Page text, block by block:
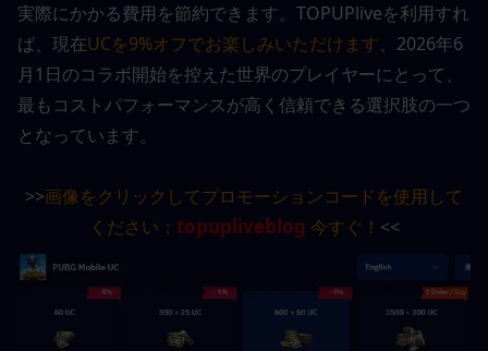
実際にかかる費用を節約できます。TOPUPliveを利用すれ
ば、現在UCを9%オフでお楽しみいただけます、2026年6
月1日のコラボ開始を控えた世界のプレイヤーにとって、
最もコストパフォーマンスが高く信頼できる選択肢の一つ
となっています。
>>画像をクリックしてプロモーションコードを使用して
ください： topupliveblog 今すぐ！ <<